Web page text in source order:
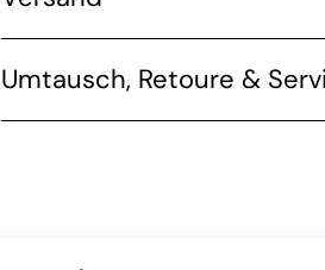
Umtausch, Retoure &